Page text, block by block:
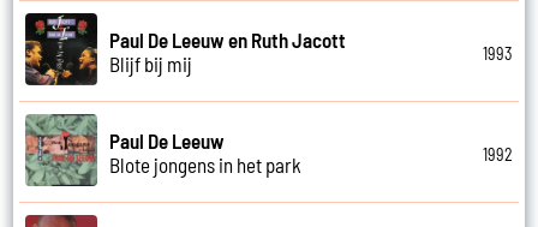
Paul De Leeuw en Ruth Jacott
Blijf bij mij
1993
Paul De Leeuw
Blote jongens in het park
1992